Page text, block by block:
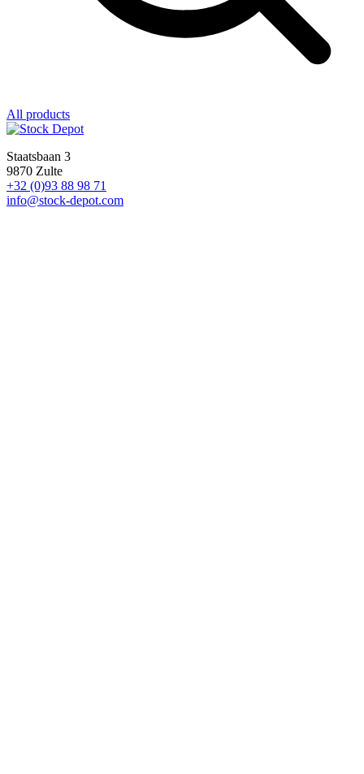
All products
Staatsbaan 3
9870 Zulte
+32 (0)93 88 98 71
info@stock-depot.com